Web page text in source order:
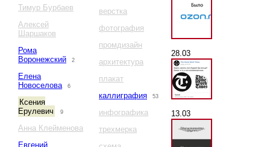
Тимур Бурбаев
Алексей
Шаршаков
Рома
Воронежский
2
Елена
Новоселова
6
Ксения
Ерулевич
9
Анна Клейменова
Евгений
верстка
фотография
промдизайн
архитектура
плакат
каллиграфия
53
инфографика
трехмерка
28.03
13.03